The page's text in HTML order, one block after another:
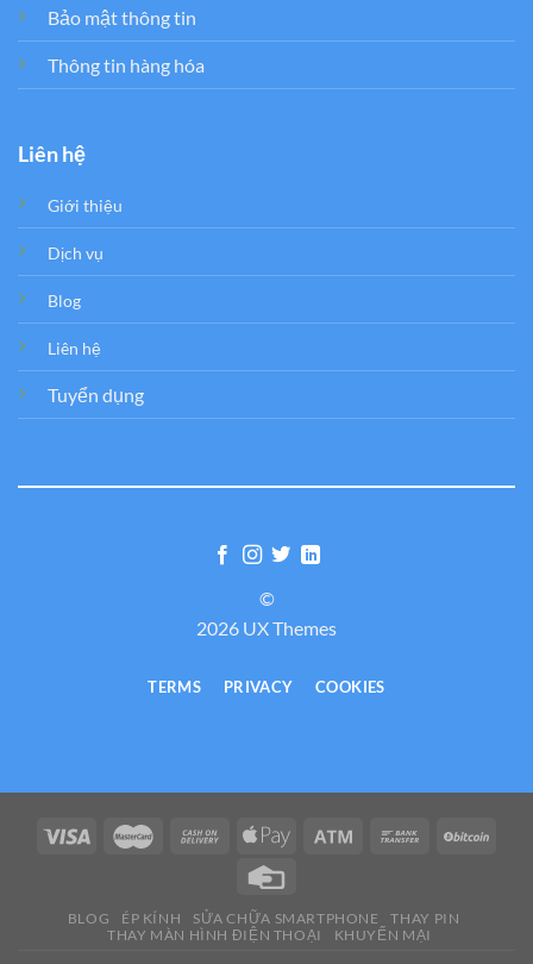
Bảo mật thông tin
Thông tin hàng hóa
Liên hệ
Giới thiệu
Dịch vụ
Blog
Liên hệ
Tuyển dụng
©
2026 UX Themes
TERMS PRIVACY COOKIES
BLOG ÉP KÍNH SỬA CHỮA SMARTPHONE
THAY PIN
THAY MÀN HÌNH ĐIỆN THOẠI
KHUYẾN MẠI